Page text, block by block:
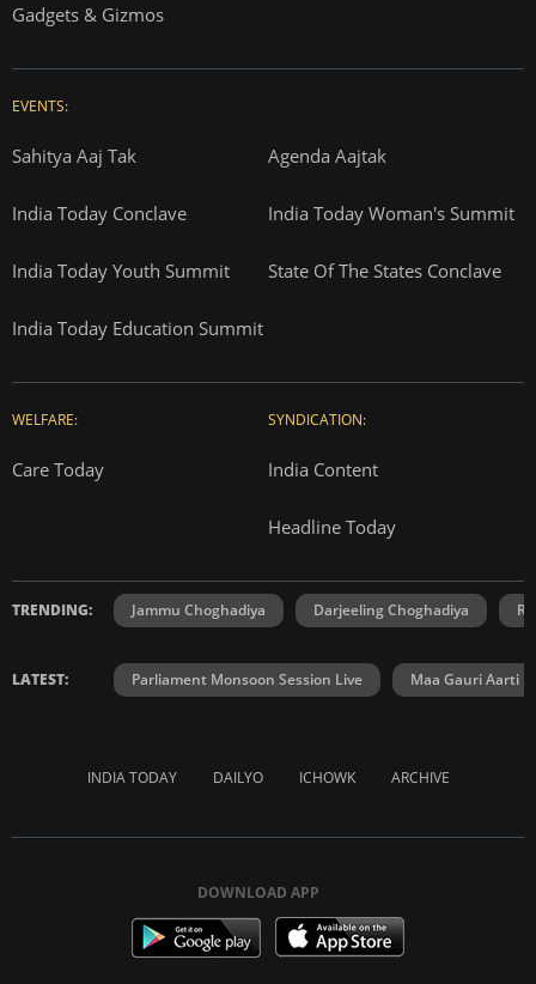
Gadgets & Gizmos
EVENTS:
Sahitya Aaj Tak Agenda Aajtak
India Today Conclave India Today Woman's Summit
India Today Youth Summit State Of The States Conclave
India Today Education Summit
WELFARE:
Care Today
SYNDICATION:
India Content
Headline Today
TRENDING: Jammu Choghadiya Darjeeling Choghadiya
LATEST: Parliament Monsoon Session Live Maa Gauri Aarti
INDIA TODAY DAILYO ICHOWK ARCHIVE
DOWNLOAD APP